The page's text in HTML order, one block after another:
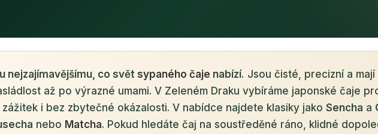
nejzajímavějšímu, co svět sypaného čaje nabízí. Jsou čisté, precizní a
až po výrazné umami. V Zeleném Draku vybíráme japonské čaje
i bez zbytečné okázalosti. V nabídce najdete klasiky jako Sencha a
nebo Matcha. Pokud hledáte čaj na soustředěné ráno, klidné